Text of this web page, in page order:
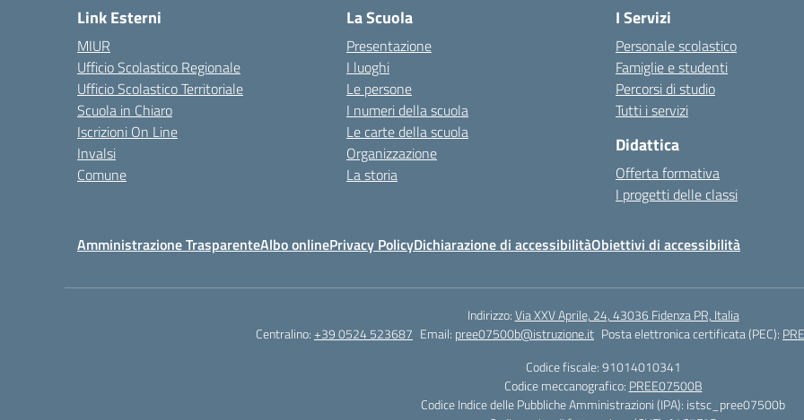
Link Esterni
MIUR
Ufficio Scolastico Regionale
Ufficio Scolastico Territoriale
Scuola in Chiaro
Iscrizioni On Line
Invalsi
Comune
La Scuola
Presentazione
I luoghi
Le persone
I numeri della scuola
Le carte della scuola
Organizzazione
La storia
I Servizi
Personale scolastico
Famiglie e studenti
Percorsi di studio
Tutti i servizi
Didattica
Offerta formativa
I progetti delle classi
Amministrazione TrasparenteAlbo onlinePrivacy PolicyDichiarazione di accessibilitàObiettivi di accessibilità
Indirizzo:Via XXV Aprile, 24, 43036 Fidenza PR, Italia
Centralino:+39 0524 523687 Email: pree07500b@istruzione.it Posta elettronica certificata (PEC):
Codice fiscale: 91014010341
Codice meccanografico: PREE07500B
Codice Indice delle Pubbliche Amministrazioni (IPA): istsc_pree07500b